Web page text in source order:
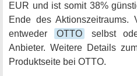
EUR und ist somit 38%
Ende des Aktionszeitraums.
entweder
OTTO
selbst
Anbieter. Weitere Details
Produktseite bei OTTO.